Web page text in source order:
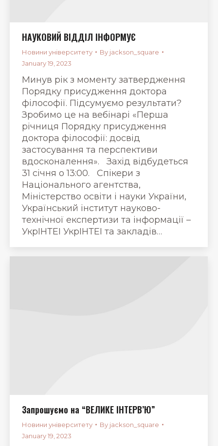
НАУКОВИЙ ВІДДІЛ ІНФОРМУЄ
Новини університету By jackson_square
January 19, 2023
Минув рік з моменту затвердження
Порядку присудження доктора
філософії. Підсумуємо результати?
Зробимо це на вебінарі «Перша
річниця Порядку присудження
доктора філософії: досвід
застосування та перспективи
вдосконалення». Захід відбудеться
31 січня о 13:00. Спікери з
Національного агентства,
Міністерство освіти і науки України,
Український інститут науково-
технічної експертизи та інформації –
УкрІНТЕІ УкрІНТЕІ та закладів…
Запрошуємо на “ВЕЛИКЕ ІНТЕРВ’Ю”
Новини університету By jackson_square
January 19, 2023